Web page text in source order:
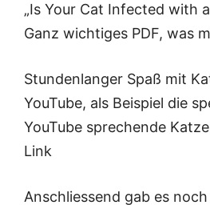
„Is Your Cat Infected with
Ganz wichtiges PDF, was
Stundenlanger Spaß mit
YouTube, als Beispiel die
YouTube sprechende
Link
Anschliessend gab es